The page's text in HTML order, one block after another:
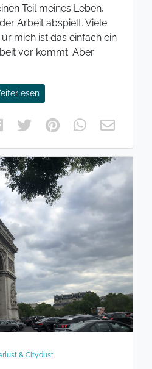
Teil meines Leben,
Arbeit abspielt. Viele
mich ist das einfach ein
vor kommt. Aber
& Citydust